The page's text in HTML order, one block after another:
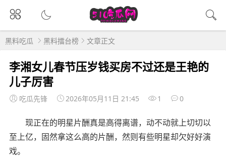
黑料吃瓜 黑料擂台榜 文章正文
李湘女儿春节压岁钱买房不过还是王艳的
儿子厉害
吃瓜先锋 2026年05月11日 21:45 1 0
现正在的明星片酬真是高得离谱，动不动就上切切以
至上亿，固然拿这么高的片酬，然则有些明星却欠好好演
戏。